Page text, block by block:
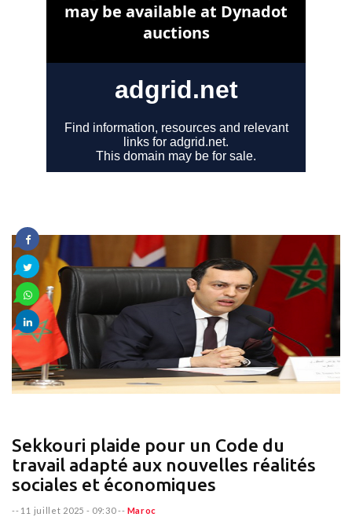
Sekkouri plaide pour un Code du
travail adapté aux nouvelles réalités
sociales et économiques
-- 11 juillet 2025 - 09:30-- Maroc